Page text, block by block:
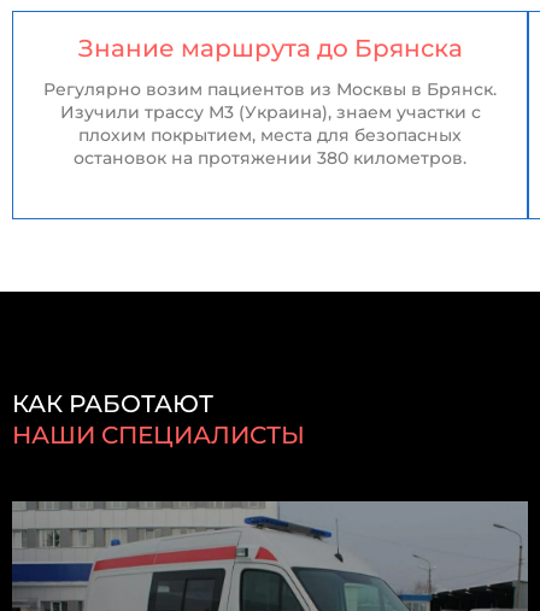
Знание маршрута до Брянска
Регулярно возим пациентов из Москвы в Брянск.
Изучили трассу М3 (Украина), знаем участки с
плохим покрытием, места для безопасных
остановок на протяжении 380 километров.
КАК РАБОТАЮТ
НАШИ СПЕЦИАЛИСТЫ